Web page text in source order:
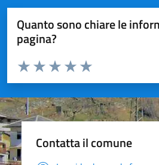
Quanto sono chiare le
pagina?
Valuta da 1 a 5 stelle la pagina
Valuta 5 stelle su 5
Valuta 4 stelle su 5
Valuta 3 stelle su 5
Valuta 2 stelle su 5
Valuta 1 stelle su 5
Contatta il comune